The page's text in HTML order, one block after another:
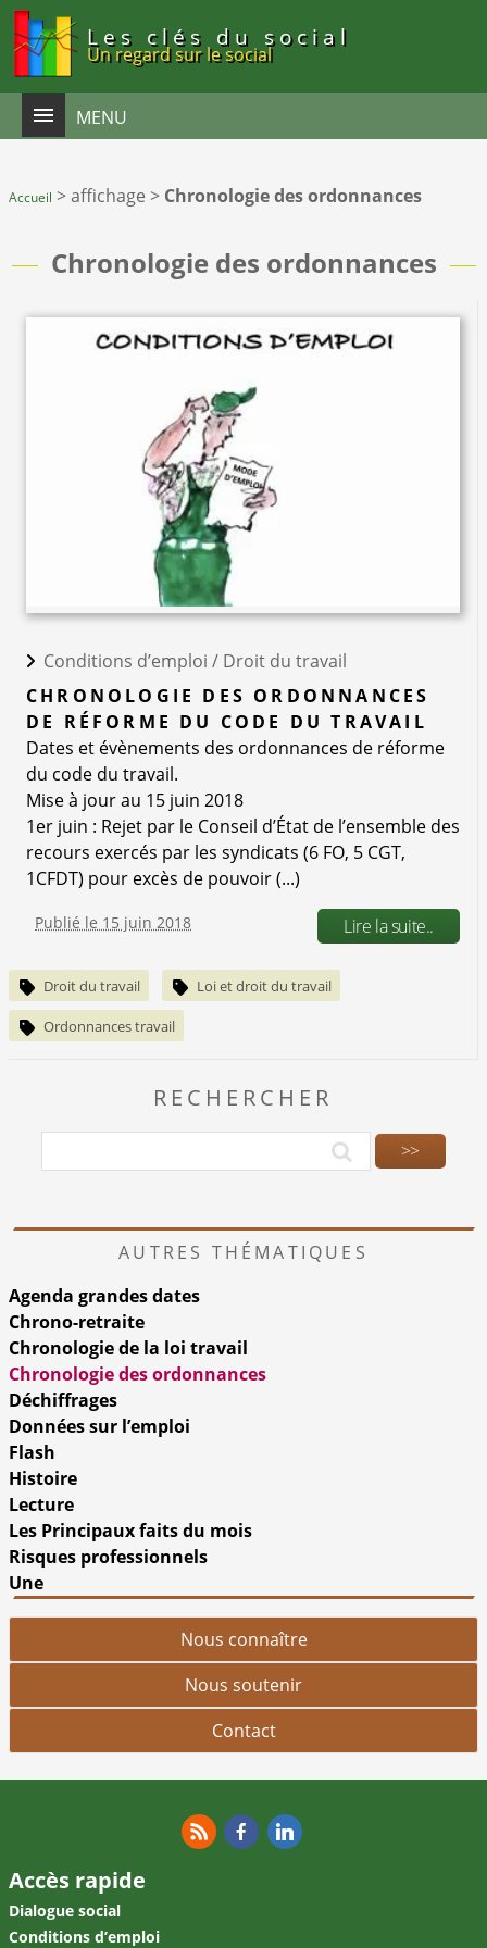
Les clés du social
Un regard sur le social
MENU
Accueil >affichage > Chronologie des ordonnances
Chronologie des ordonnances
Conditions d’emploi / Droit du travail
CHRONOLOGIE DES ORDONNANCES
DE RÉFORME DU CODE DU TRAVAIL
Dates et évènements des ordonnances de réforme
du code du travail.
Mise à jour au 15 juin 2018
1er juin : Rejet par le Conseil d’État de l’ensemble des
recours exercés par les syndicats (6 FO, 5 CGT,
1CFDT) pour excès de pouvoir (...)
Publié le 15 juin 2018 Lire la suite..
Droit du travail Loi et droit du travail
Ordonnances travail
RECHERCHER
AUTRES THÉMATIQUES
Agenda grandes dates
Chrono-retraite
Chronologie de la loi travail
Chronologie des ordonnances
Déchiffrages
Données sur l’emploi
Flash
Histoire
Lecture
Les Principaux faits du mois
Risques professionnels
Une
Nous connaître
Nous soutenir
Contact
Accès rapide
Dialogue social
Conditions d’emploi
Panneau de gestion des cookies